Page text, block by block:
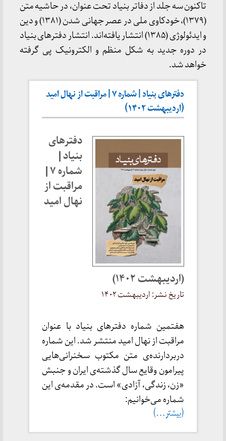
تاکنون سه جلد از دفاتر بنیاد تحت عنوان، در حاشیه متن
(۱۳۷۹)، خودکاوی ملی در عصر جهانی شدن (۱۳۸۱) و دین
و ایدئولوژی (۱۳۸۵) انتشار یافته‌اند. انتشار دفترهای بنیاد
در دوره‌ جدید به شکل منظم و الکترونیک پی گرفته
خواهد شد.
دفترهای بنیاد | شماره ۷ | مراقبت از نهال امید
(اردیبهشت ۱۴۰۲)
دفترهای
بنیاد |
شماره ۷ |
مراقبت از
نهال امید
(اردیبهشت ۱۴۰۲)
تاریخ نشر: اردیبهشت ۱۴۰۲
هفتمین شماره دفترهای بنیاد با عنوان
مراقبت از نهال امید منتشر شد. این شماره
دربردارنده‌ی متن مکتوب سخنرانی‌هایی
پیرامون وقایع سال گذشته‌ی ایران و جنبش
«زن، زندگی، آزادی» است. در مقدمه‌ی این
شماره می‌خوانیم:
(بیشتر…)